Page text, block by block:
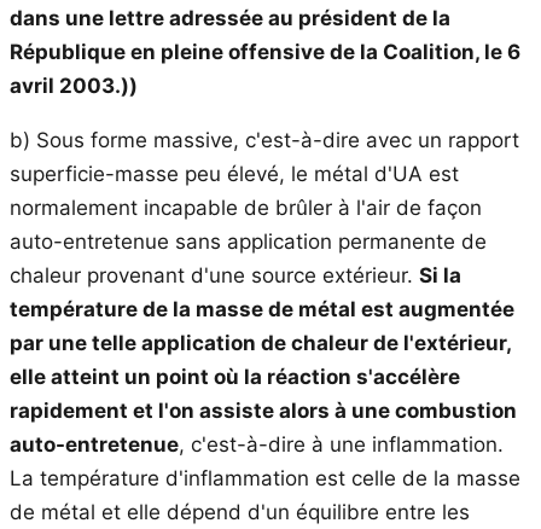
dans une lettre adressée au président de la
République en pleine offensive de la Coalition, le 6
avril 2003.))
b) Sous forme massive, c'est-à-dire avec un rapport
superficie-masse peu élevé, le métal d'UA est
normalement incapable de brûler à l'air de façon
auto-entretenue sans application permanente de
chaleur provenant d'une source extérieur. Si la
température de la masse de métal est augmentée
par une telle application de chaleur de l'extérieur,
elle atteint un point où la réaction s'accélère
rapidement et l'on assiste alors à une combustion
auto-entretenue, c'est-à-dire à une inflammation.
La température d'inflammation est celle de la masse
de métal et elle dépend d'un équilibre entre les